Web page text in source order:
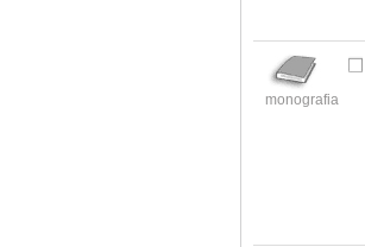
monografia